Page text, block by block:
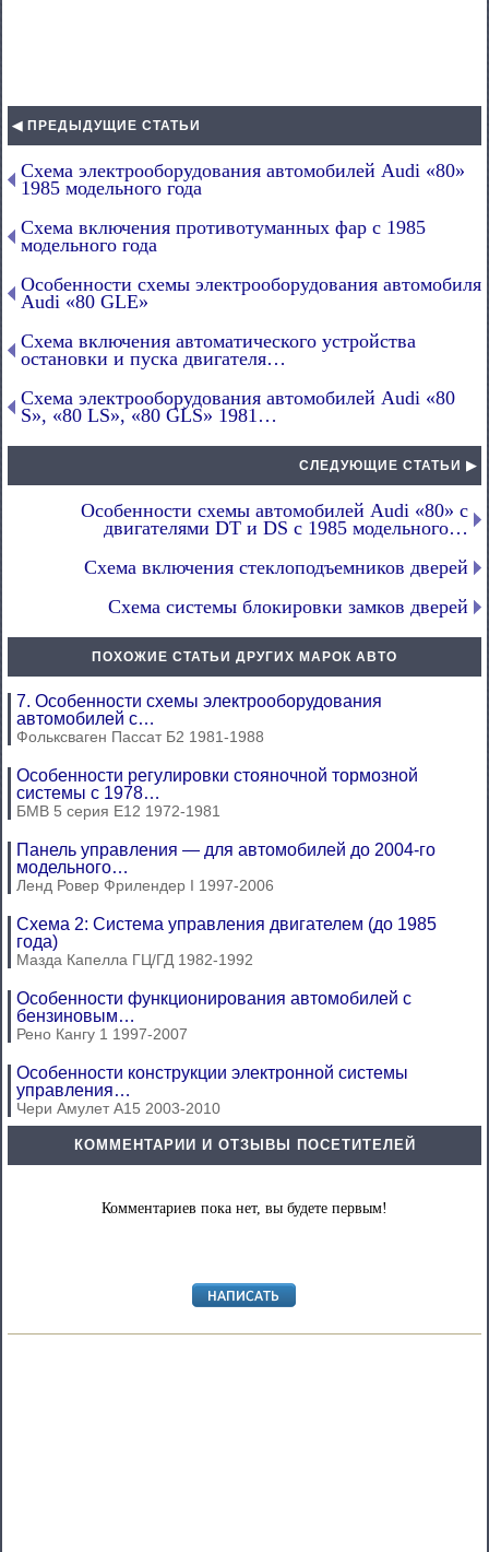
◀ ПРЕДЫДУЩИЕ СТАТЬИ
Схема электрооборудования автомобилей Audi «80»
1985 модельного года
Схема включения противотуманных фар с 1985
модельного года
Особенности схемы электрооборудования автомобиля
Audi «80 GLE»
Схема включения автоматического устройства
остановки и пуска двигателя…
Схема электрооборудования автомобилей Audi «80
S», «80 LS», «80 GLS» 1981…
СЛЕДУЮЩИЕ СТАТЬИ ▶
Особенности схемы автомобилей Audi «80» с
двигателями DT и DS с 1985 модельного…
Схема включения стеклоподъемников дверей
Схема системы блокировки замков дверей
ПОХОЖИЕ СТАТЬИ ДРУГИХ МАРОК АВТО
7. Особенности схемы электрооборудования
автомобилей с…
Фольксваген Пассат Б2 1981-1988
Особенности регулировки стояночной тормозной
системы с 1978…
БМВ 5 серия Е12 1972-1981
Панель управления — для автомобилей до 2004-го
модельного…
Ленд Ровер Фрилендер I 1997-2006
Схема 2: Система управления двигателем (до 1985
года)
Мазда Капелла ГЦ/ГД 1982-1992
Особенности функционирования автомобилей с
бензиновым…
Рено Кангу 1 1997-2007
Особенности конструкции электронной системы
управления…
Чери Амулет А15 2003-2010
КОММЕНТАРИИ И ОТЗЫВЫ ПОСЕТИТЕЛЕЙ
Комментариев пока нет, вы будете первым!